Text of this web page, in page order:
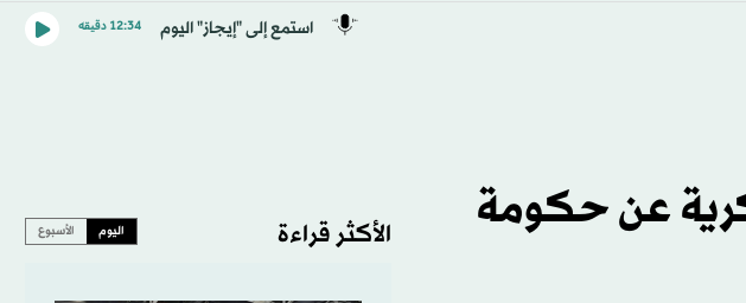
استمع إلى "إيجاز" اليوم 12:34 دقيقه
عن حكومة
الأكثر قراءة اليوم الأسبوع